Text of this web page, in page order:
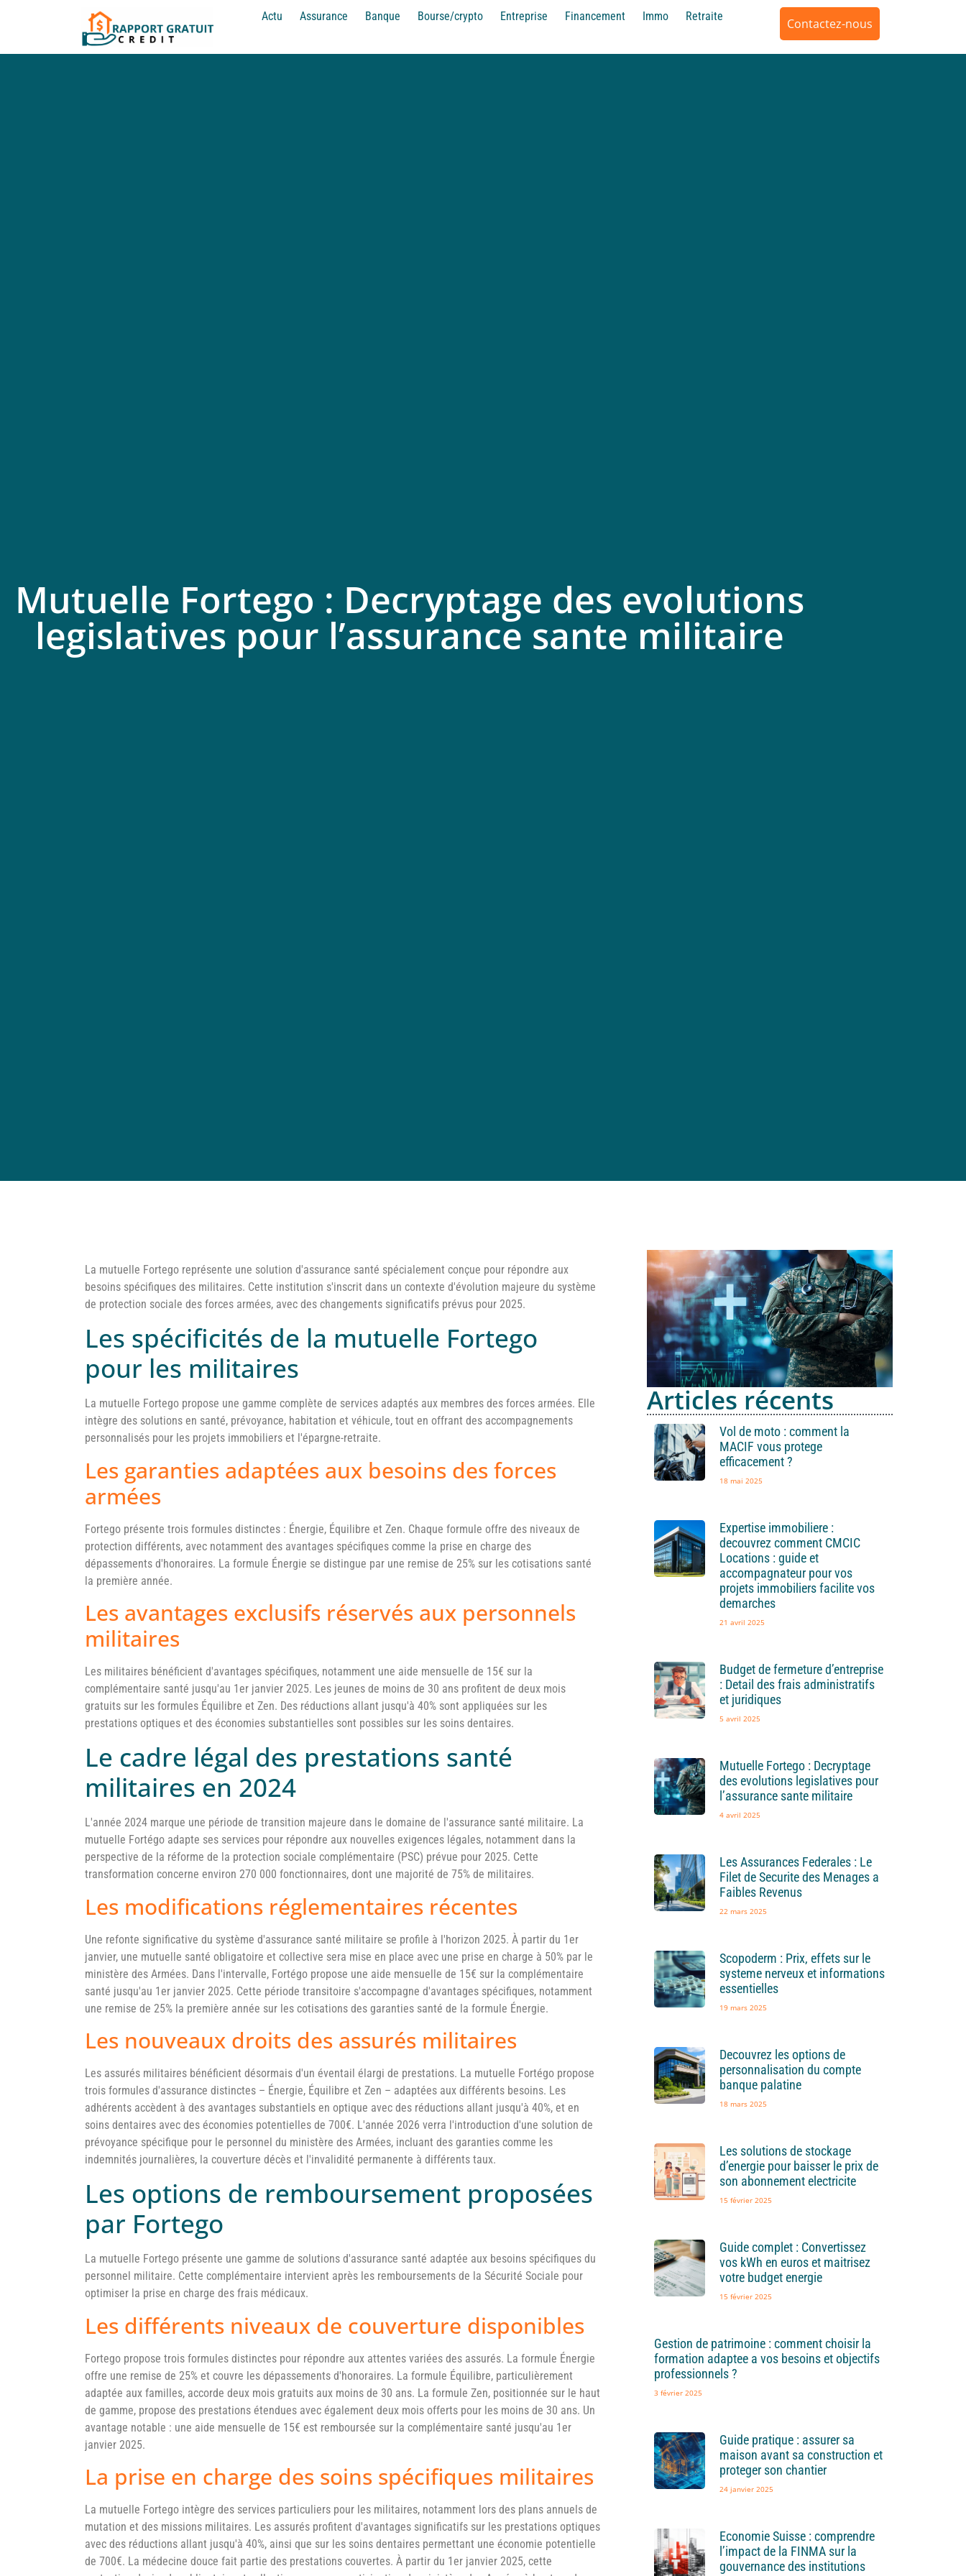
Actu Assurance Banque Bourse/crypto Entreprise Financement Immo Retraite Contactez-nous
Mutuelle Fortego : Decryptage des evolutions
legislatives pour l’assurance sante militaire
La mutuelle Fortego représente une solution d'assurance santé spécialement conçue pour répondre aux
besoins spécifiques des militaires. Cette institution s'inscrit dans un contexte d'évolution majeure du système
de protection sociale des forces armées, avec des changements significatifs prévus pour 2025.
Les spécificités de la mutuelle Fortego
pour les militaires
La mutuelle Fortego propose une gamme complète de services adaptés aux membres des forces armées. Elle
intègre des solutions en santé, prévoyance, habitation et véhicule, tout en offrant des accompagnements
personnalisés pour les projets immobiliers et l'épargne-retraite.
Les garanties adaptées aux besoins des forces
armées
Fortego présente trois formules distinctes : Énergie, Équilibre et Zen. Chaque formule offre des niveaux de
protection différents, avec notamment des avantages spécifiques comme la prise en charge des
dépassements d'honoraires. La formule Énergie se distingue par une remise de 25% sur les cotisations santé
la première année.
Les avantages exclusifs réservés aux personnels
militaires
Les militaires bénéficient d'avantages spécifiques, notamment une aide mensuelle de 15€ sur la
complémentaire santé jusqu'au 1er janvier 2025. Les jeunes de moins de 30 ans profitent de deux mois
gratuits sur les formules Équilibre et Zen. Des réductions allant jusqu'à 40% sont appliquées sur les
prestations optiques et des économies substantielles sont possibles sur les soins dentaires.
Le cadre légal des prestations santé
militaires en 2024
L'année 2024 marque une période de transition majeure dans le domaine de l'assurance santé militaire. La
mutuelle Fortégo adapte ses services pour répondre aux nouvelles exigences légales, notamment dans la
perspective de la réforme de la protection sociale complémentaire (PSC) prévue pour 2025. Cette
transformation concerne environ 270 000 fonctionnaires, dont une majorité de 75% de militaires.
Les modifications réglementaires récentes
Une refonte significative du système d'assurance santé militaire se profile à l'horizon 2025. À partir du 1er
janvier, une mutuelle santé obligatoire et collective sera mise en place avec une prise en charge à 50% par le
ministère des Armées. Dans l'intervalle, Fortégo propose une aide mensuelle de 15€ sur la complémentaire
santé jusqu'au 1er janvier 2025. Cette période transitoire s'accompagne d'avantages spécifiques, notamment
une remise de 25% la première année sur les cotisations des garanties santé de la formule Énergie.
Les nouveaux droits des assurés militaires
Les assurés militaires bénéficient désormais d'un éventail élargi de prestations. La mutuelle Fortégo propose
trois formules d'assurance distinctes – Énergie, Équilibre et Zen – adaptées aux différents besoins. Les
adhérents accèdent à des avantages substantiels en optique avec des réductions allant jusqu'à 40%, et en
soins dentaires avec des économies potentielles de 700€. L'année 2026 verra l'introduction d'une solution de
prévoyance spécifique pour le personnel du ministère des Armées, incluant des garanties comme les
indemnités journalières, la couverture décès et l'invalidité permanente à différents taux.
Les options de remboursement proposées
par Fortego
La mutuelle Fortego présente une gamme de solutions d'assurance santé adaptée aux besoins spécifiques du
personnel militaire. Cette complémentaire intervient après les remboursements de la Sécurité Sociale pour
optimiser la prise en charge des frais médicaux.
Les différents niveaux de couverture disponibles
Fortego propose trois formules distinctes pour répondre aux attentes variées des assurés. La formule Énergie
offre une remise de 25% et couvre les dépassements d'honoraires. La formule Équilibre, particulièrement
adaptée aux familles, accorde deux mois gratuits aux moins de 30 ans. La formule Zen, positionnée sur le haut
de gamme, propose des prestations étendues avec également deux mois offerts pour les moins de 30 ans. Un
avantage notable : une aide mensuelle de 15€ est remboursée sur la complémentaire santé jusqu'au 1er
janvier 2025.
La prise en charge des soins spécifiques militaires
La mutuelle Fortego intègre des services particuliers pour les militaires, notamment lors des plans annuels de
mutation et des missions militaires. Les assurés profitent d'avantages significatifs sur les prestations optiques
avec des réductions allant jusqu'à 40%, ainsi que sur les soins dentaires permettant une économie potentielle
de 700€. La médecine douce fait partie des prestations couvertes. À partir du 1er janvier 2025, cette
Articles récents
Vol de moto : comment la
MACIF vous protege
efficacement ?
18 mai 2025
Expertise immobiliere :
decouvrez comment CMCIC
Locations : guide et
accompagnateur pour vos
projets immobiliers facilite vos
demarches
21 avril 2025
Budget de fermeture d’entreprise
: Detail des frais administratifs
et juridiques
5 avril 2025
Mutuelle Fortego : Decryptage
des evolutions legislatives pour
l’assurance sante militaire
4 avril 2025
Les Assurances Federales : Le
Filet de Securite des Menages a
Faibles Revenus
22 mars 2025
Scopoderm : Prix, effets sur le
systeme nerveux et informations
essentielles
19 mars 2025
Decouvrez les options de
personnalisation du compte
banque palatine
18 mars 2025
Les solutions de stockage
d’energie pour baisser le prix de
son abonnement electricite
15 février 2025
Guide complet : Convertissez
vos kWh en euros et maitrisez
votre budget energie
15 février 2025
Gestion de patrimoine : comment choisir la
formation adaptee a vos besoins et objectifs
professionnels ?
3 février 2025
Guide pratique : assurer sa
maison avant sa construction et
proteger son chantier
24 janvier 2025
Economie Suisse : comprendre
l’impact de la FINMA sur la
gouvernance des institutions